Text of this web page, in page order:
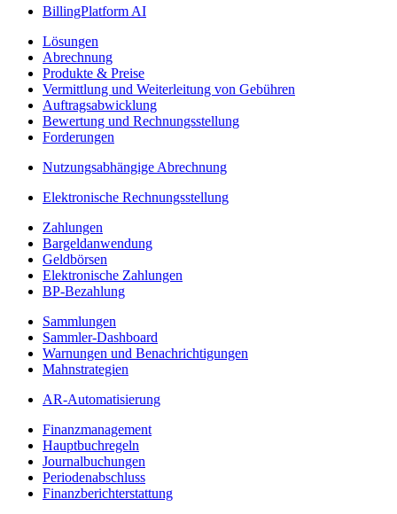
BillingPlatform AI
Lösungen
Abrechnung
Produkte & Preise
Vermittlung und Weiterleitung von Gebühren
Auftragsabwicklung
Bewertung und Rechnungsstellung
Forderungen
Nutzungsabhängige Abrechnung
Elektronische Rechnungsstellung
Zahlungen
Bargeldanwendung
Geldbörsen
Elektronische Zahlungen
BP-Bezahlung
Sammlungen
Sammler-Dashboard
Warnungen und Benachrichtigungen
Mahnstrategien
AR-Automatisierung
Finanzmanagement
Hauptbuchregeln
Journalbuchungen
Periodenabschluss
Finanzberichterstattung